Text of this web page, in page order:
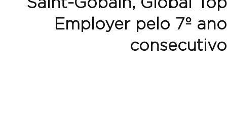
Employer pelo 7º ano
consecutivo